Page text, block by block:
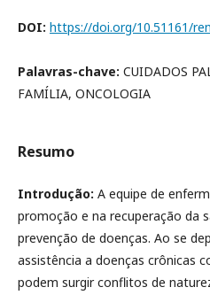
DOI: https://doi.org/10.51161/
Palavras-chave: CUIDADOS
FAMÍLIA, ONCOLOGIA
Resumo
Introdução: A equipe de
promoção e na recuperação da
prevenção de doenças. Ao se
assistência a doenças crônicas
podem surgir conflitos de